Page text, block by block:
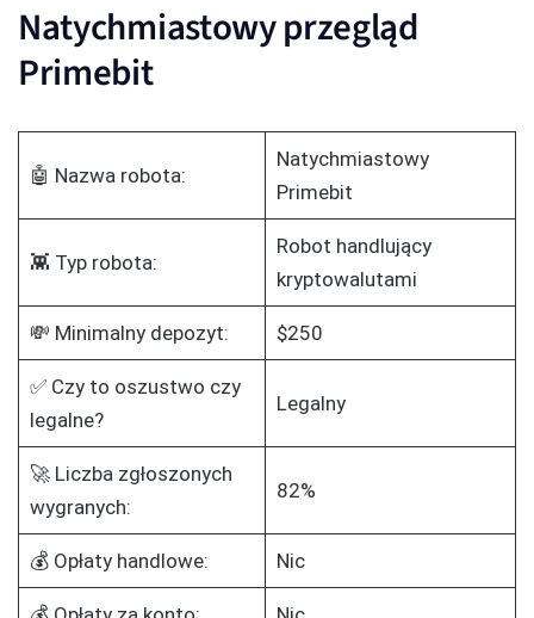
Natychmiastowy przegląd
Primebit
🤖 Nazwa robota:
Natychmiastowy
Primebit
👾 Typ robota:
Robot handlujący
kryptowalutami
💸 Minimalny depozyt: $250
✅ Czy to oszustwo czy
legalne?
Legalny
🚀 Liczba zgłoszonych
wygranych:
82%
💰 Opłaty handlowe: Nic